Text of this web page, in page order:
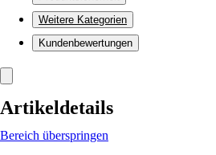
Weitere Kategorien
Kundenbewertungen
Artikeldetails
Bereich überspringen